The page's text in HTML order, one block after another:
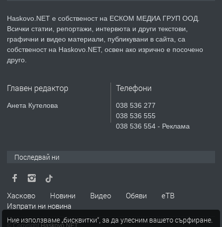
преди 3 дни
ПРЕДЛАГА
🔑 ОБЗАВЕДЕНА ГАРСОНИЕРА ПОД
НАПЪЛНО ОБЗАВЕДЕН И
Haskovo.NET е собственост на ЕСКОМ МЕДИА ГРУП ООД.
Всички статии, репортажи, интервюта и други текстови,
графични и видео материали, публикувани в сайта, са
собственост на Haskovo.NET, освен ако изрично е посочено
друго.
Главен редактор
Анета Кутелова
Телефони
038 536 277
038 536 555
038 536 554 - Реклама
Последвай ни
Хасково Новини Видео Обяви
еТВ
Изпрати ни новина
© Copyright Haskovo.NET
Ние използваме „бисквитки“, за да улесним вашето сърфиране.